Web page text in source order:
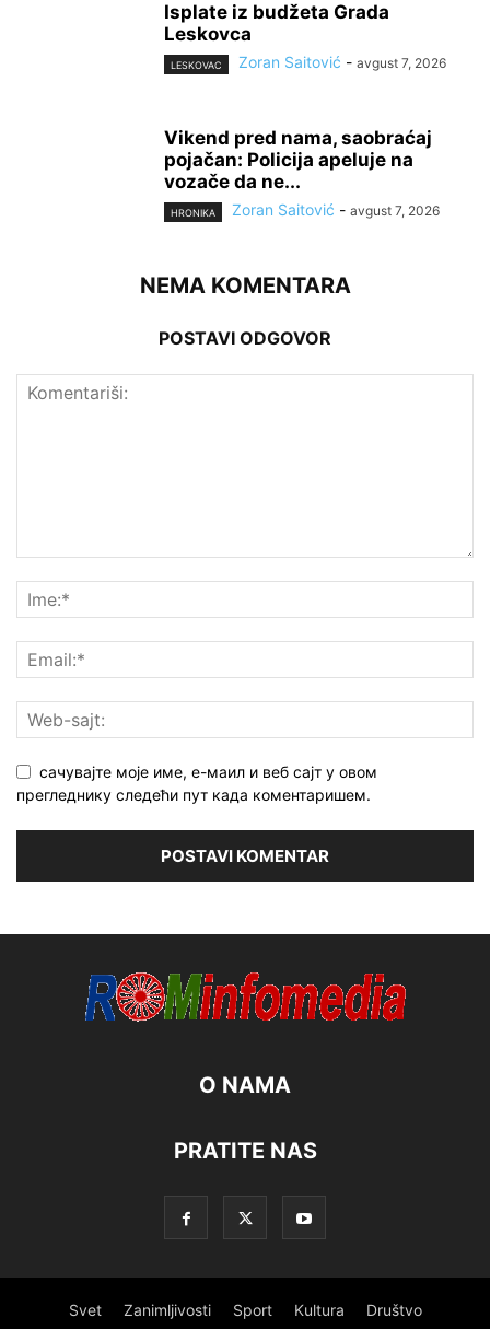
Isplate iz budžeta Grada
Leskovca
LESKOVAC Zoran Saitović - avgust 7, 2026
Vikend pred nama, saobraćaj
pojačan: Policija apeluje na
vozače da ne...
HRONIKA Zoran Saitović - avgust 7, 2026
NEMA KOMENTARA
POSTAVI ODGOVOR
сачувајте моје име, е-маил и веб сајт у овом
прегледнику следећи пут када коментаришем.
O NAMA
PRATITE NAS
Svet Zanimljivosti Sport Kultura Društvo